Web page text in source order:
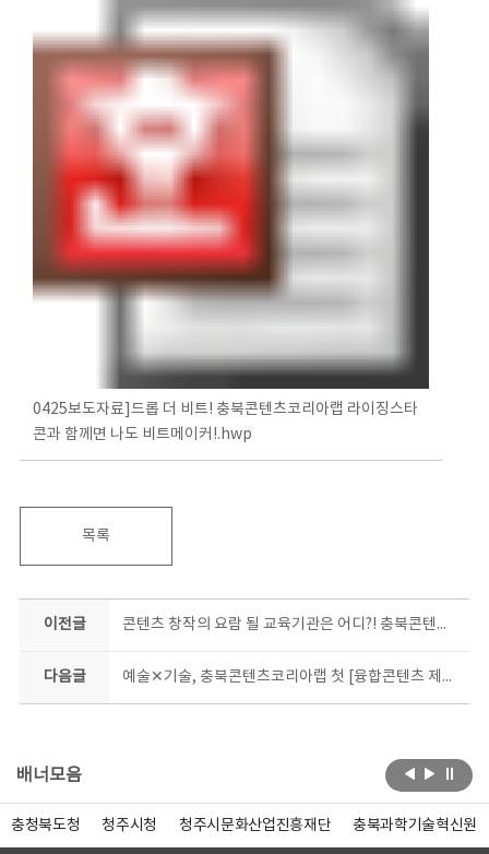
0425보도자료]드롭 더 비트! 충북콘텐츠코리아랩 라이징스타
콘과 함께면 나도 비트메이커!.hwp
목록
이전글 콘텐츠 창작의 요람 될 교육기관은 어디?! 충북콘텐츠코리아랩 ‘콘텐츠 창작과정’함께 할 교육기관 모집
다음글 예술✕기술, 충북콘텐츠코리아랩 첫 [융합콘텐츠 제작지원] 나선다
배너모음
충청북도청 청주시청 청주시문화산업진흥재단 충북과학기술혁신원